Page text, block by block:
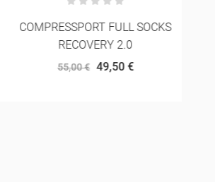
COMPRESSPORT FULL SOCKS
RECOVERY 2.0
55,00 € 49,50 €